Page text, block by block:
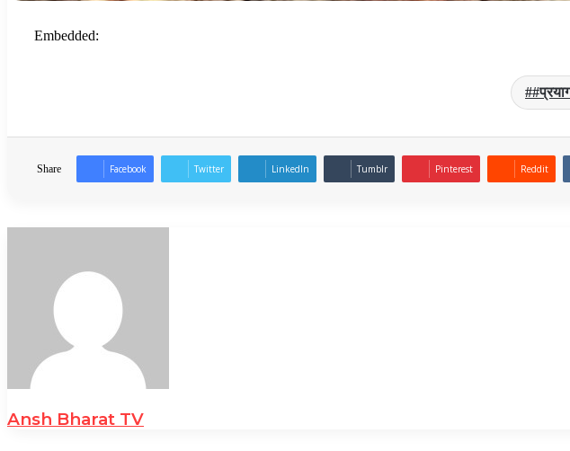
Embedded:
Share Facebook Twitter LinkedIn Tumblr Pinterest Reddit
Ansh Bharat TV